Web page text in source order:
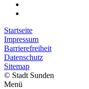
Startseite
Impressum
Barrierefreiheit
Datenschutz
Sitemap
© Stadt Sunden
Menü